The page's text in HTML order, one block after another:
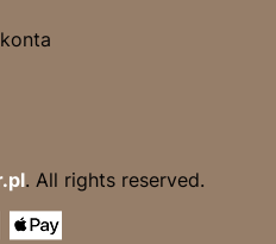
. All rights reserved.